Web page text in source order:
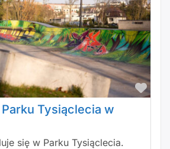
Tysiąclecia w
się w Parku Tysiąclecia.